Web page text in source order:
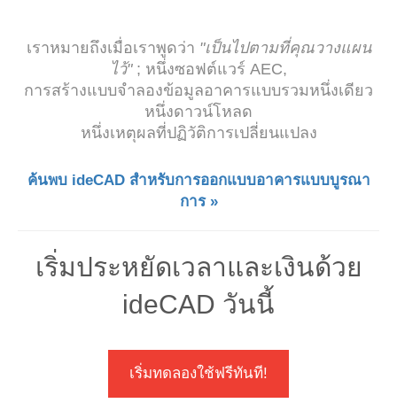
เราหมายถึงเมื่อเราพูดว่า "เป็นไปตามที่คุณวางแผน
ไว้"; หนึ่งซอฟต์แวร์ AEC,
การสร้างแบบจำลองข้อมูลอาคารแบบรวมหนึ่งเดียว
หนึ่งดาวน์โหลด
หนึ่งเหตุผลที่ปฏิวัติการเปลี่ยนแปลง
ค้นพบ ideCAD สำหรับการออกแบบอาคารแบบบูรณา
การ »
เริ่มประหยัดเวลาและเงินด้วย
ideCAD วันนี้
เริ่มทดลองใช้ฟรีทันที!